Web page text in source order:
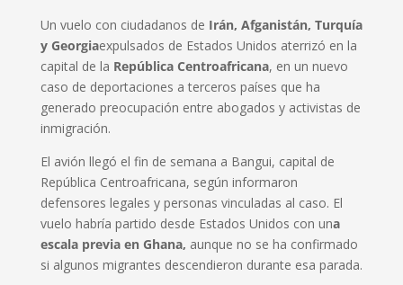
Un vuelo con ciudadanos de Irán, Afganistán, Turquía
y Georgiaexpulsados de Estados Unidos aterrizó en la
capital de la República Centroafricana, en un nuevo
caso de deportaciones a terceros países que ha
generado preocupación entre abogados y activistas de
inmigración.
El avión llegó el fin de semana a Bangui, capital de
República Centroafricana, según informaron
defensores legales y personas vinculadas al caso. El
vuelo habría partido desde Estados Unidos con una
escala previa en Ghana, aunque no se ha confirmado
si algunos migrantes descendieron durante esa parada.